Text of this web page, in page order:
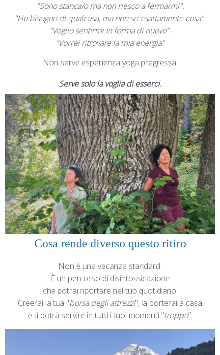
"Sono stanca/o ma non riesco a fermarmi".
"Ho bisogno di qualcosa, ma non so esattamente cosa".
"Voglio sentirmi in forma di nuovo”.
“Vorrei ritrovare la mia energia”
Non serve esperienza yoga pregressa.
Serve solo la voglia di esserci.
Cosa rende diverso questo ritiro
Non è una vacanza standard.
È un percorso di disintossicazione
che potrai riportare nel tuo quotidiano.
Creerai la tua "borsa degli attrezzi", la porterai a casa
e ti potrà servire in tutti i tuoi momenti "troppo".